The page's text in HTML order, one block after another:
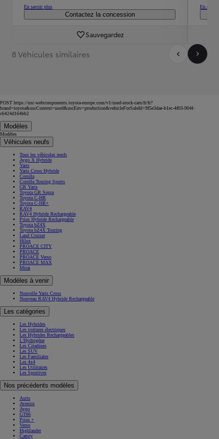
En savoir plus
Contactez la concession
Sauvegardez
En
8 Véhicules similaires
POST https://usc-webcomponents.toyota-europe.com/v1/used-stock-cars/fr/fr?
brand=toyota&uscContext=used&uscEnv=production&vehicleForSaleId=9f5e3dae-b1ec-4f03-904f-
c6424d164bb2
Modèles
Modèles
Véhicules neufs
Tous les véhicules neufs
Aygo X Hybride
Yaris
Yaris Cross Hybride
Corolla
Corolla Touring Sports
GR Yaris
Toyota GR Supra
Toyota C-HR
Toyota C-HR+
RAV4
RAV4 Hybride Rechargeable
Prius Hybride Rechargeable
Toyota bZ4X
Toyota bZ4X Touring
Land Cruiser
Hilux
PROACE CITY
PROACE
PROACE Verso
PROACE MAX
Mirai
Modèles à venir
Nouvelle Yaris Cross
Nouveau RAV4 Hybride Rechargeable
Les catégories
Les Hybrides
Les voitures électriques
Les Hybrides Rechargeables
L'Hydrogène
Les Citadines
Les SUV
Les Familiales
Les 4x4
Les Utilitaires
Les Sportives
Nos précédents modèles
Auris
Avensis
Aygo
GT86
Prius +
Verso
Highlander
Camry